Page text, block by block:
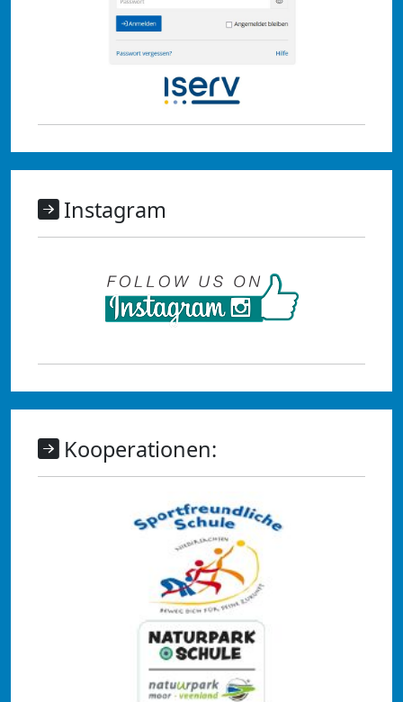
Instagram
Kooperationen: